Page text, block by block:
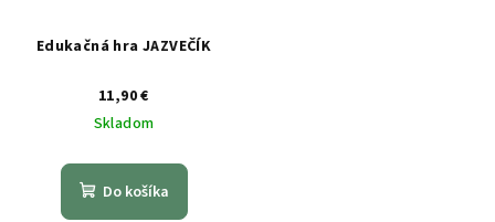
Edukačná hra JAZVEČÍK
11,90 €
Skladom
Do košíka